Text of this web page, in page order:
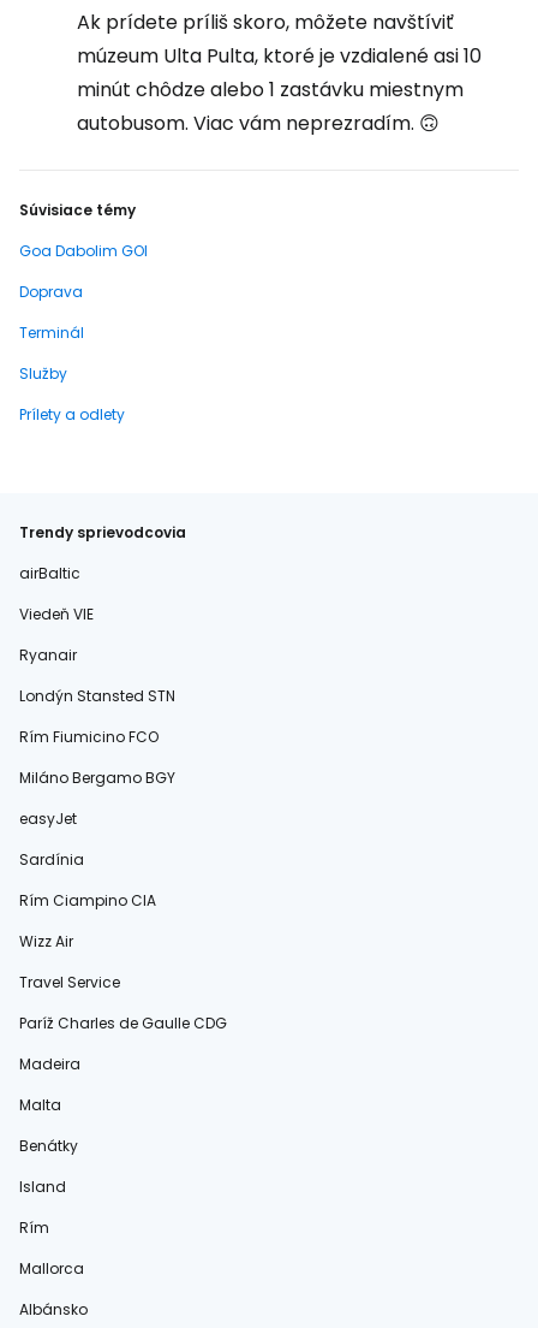
Ak prídete príliš skoro, môžete navštíviť
múzeum Ulta Pulta, ktoré je vzdialené asi 10
minút chôdze alebo 1 zastávku miestnym
autobusom. Viac vám neprezradím. 🙃
Súvisiace témy
Goa Dabolim GOI
Doprava
Terminál
Služby
Prílety a odlety
Trendy sprievodcovia
airBaltic
Viedeň VIE
Ryanair
Londýn Stansted STN
Rím Fiumicino FCO
Miláno Bergamo BGY
easyJet
Sardínia
Rím Ciampino CIA
Wizz Air
Travel Service
Paríž Charles de Gaulle CDG
Madeira
Malta
Benátky
Island
Rím
Mallorca
Albánsko